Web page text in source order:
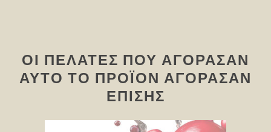
ΟΙ ΠΕΛΆΤΕΣ ΠΟΥ ΑΓΌΡΑΣΑΝ
ΑΥΤΌ ΤΟ ΠΡΟΪΌΝ ΑΓΌΡΑΣΑΝ
ΕΠΊΣΗΣ